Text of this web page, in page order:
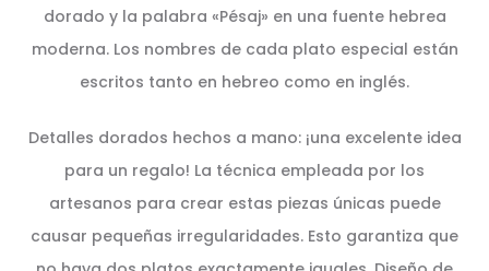
dorado y la palabra «Pésaj» en una fuente hebrea
moderna. Los nombres de cada plato especial están
escritos tanto en hebreo como en inglés.
Detalles dorados hechos a mano: ¡una excelente idea
para un regalo! La técnica empleada por los
artesanos para crear estas piezas únicas puede
causar pequeñas irregularidades. Esto garantiza que